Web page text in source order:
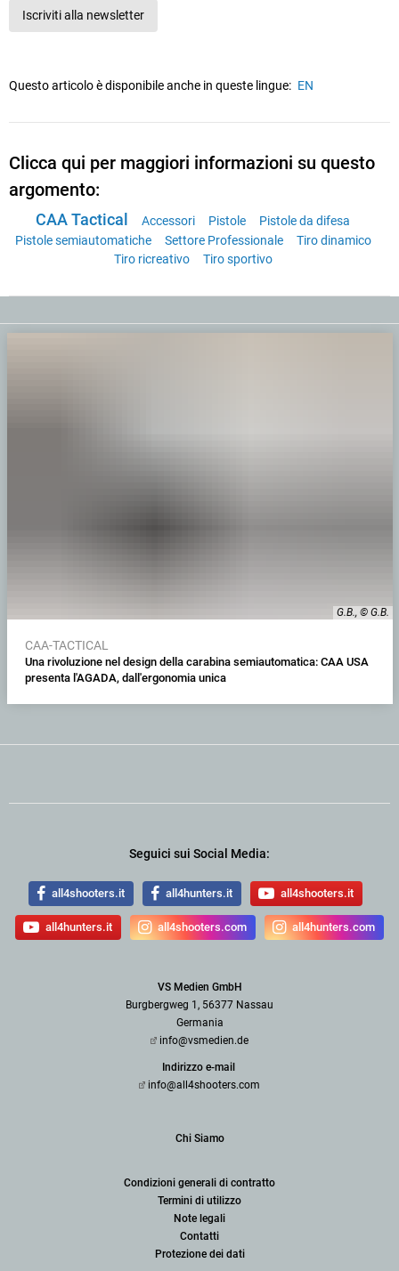
Iscriviti alla newsletter
Questo articolo è disponibile anche in queste lingue: EN
Clicca qui per maggiori informazioni su questo
argomento:
CAA Tactical Accessori Pistole
Pistole da difesa
Pistole semiautomatiche
Settore Professionale
Tiro dinamico
Tiro ricreativo
Tiro sportivo
G.B., © G.B.
CAA-TACTICAL
Una rivoluzione nel design della carabina semiautomatica: CAA USA
presenta l'AGADA, dall'ergonomia unica
Seguici sui Social Media:
all4shooters.it all4hunters.it all4shooters.it
all4hunters.it all4shooters.com all4hunters.com
VS Medien GmbH
Burgbergweg 1, 56377 Nassau
Germania
info@vsmedien.de
Indirizzo e-mail
info@all4shooters.com
Chi Siamo
Condizioni generali di contratto
Termini di utilizzo
Note legali
Contatti
Protezione dei dati